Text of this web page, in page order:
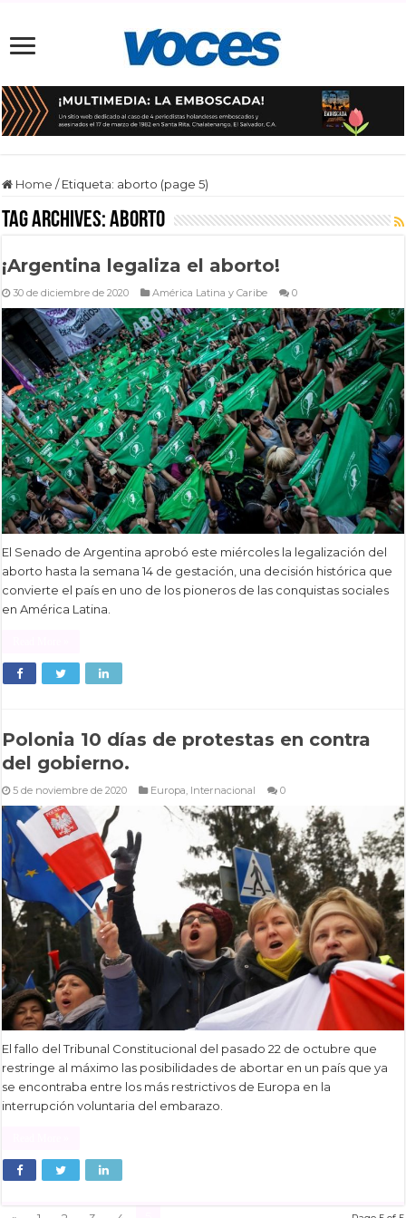
Home / Etiqueta: aborto (page 5)
Tag Archives:aborto
¡Argentina legaliza el aborto!
30 de diciembre de 2020 América Latina y Caribe 0
El Senado de Argentina aprobó este miércoles la legalización del
aborto hasta la semana 14 de gestación, una decisión histórica que
convierte el país en uno de los pioneros de las conquistas sociales
en América Latina.
Polonia 10 días de protestas en contra
del gobierno.
5 de noviembre de 2020 Europa, Internacional 0
El fallo del Tribunal Constitucional del pasado 22 de octubre que
restringe al máximo las posibilidades de abortar en un país que ya
se encontraba entre los más restrictivos de Europa en la
interrupción voluntaria del embarazo.